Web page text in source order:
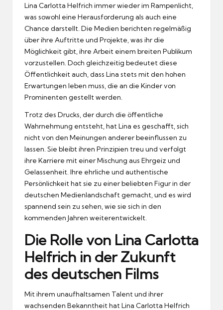
Lina Carlotta Helfrich immer wieder im Rampenlicht,
was sowohl eine Herausforderung als auch eine
Chance darstellt. Die Medien berichten regelmäßig
über ihre Auftritte und Projekte, was ihr die
Möglichkeit gibt, ihre Arbeit einem breiten Publikum
vorzustellen. Doch gleichzeitig bedeutet diese
Öffentlichkeit auch, dass Lina stets mit den hohen
Erwartungen leben muss, die an die Kinder von
Prominenten gestellt werden.
Trotz des Drucks, der durch die öffentliche
Wahrnehmung entsteht, hat Lina es geschafft, sich
nicht von den Meinungen anderer beeinflussen zu
lassen. Sie bleibt ihren Prinzipien treu und verfolgt
ihre Karriere mit einer Mischung aus Ehrgeiz und
Gelassenheit. Ihre ehrliche und authentische
Persönlichkeit hat sie zu einer beliebten Figur in der
deutschen Medienlandschaft gemacht, und es wird
spannend sein zu sehen, wie sie sich in den
kommenden Jahren weiterentwickelt.
Die Rolle von Lina Carlotta
Helfrich in der Zukunft
des deutschen Films
Mit ihrem unaufhaltsamen Talent und ihrer
wachsenden Bekanntheit hat Lina Carlotta Helfrich